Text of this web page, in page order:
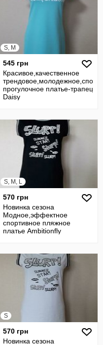
S, M
545 грн
Красивое,качественное
прогулочное платье-трапеция
Daisy
S, M, L
570 грн
Новинка сезона
Модное,эффектное
спортивное пляжное
платье Ambitionfly
S
570 грн
Новинка сезона